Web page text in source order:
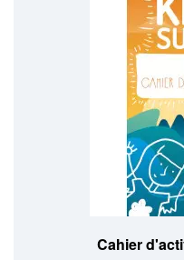
Cahier